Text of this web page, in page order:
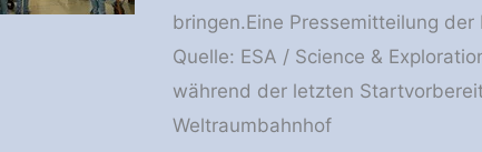
bringen.Eine Pressemitteilung der
Quelle: ESA / Science &
während der letzten
Weltraumbahnhof